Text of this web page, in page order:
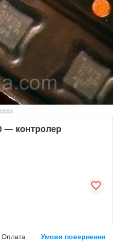
— контролер
Оплата Умови повернення